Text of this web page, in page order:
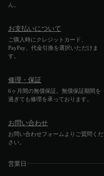
ん。
お支払いについて
ご購入時にクレジットカード、
PayPay、代金引換を選択いただけま
す。
修理・保証
6ヶ月間の無償保証。無償保証期間を
過ぎても修理を承っております。
お問い合わせ
お問い合わせフォームよりご質問くだ
さい。
営業日